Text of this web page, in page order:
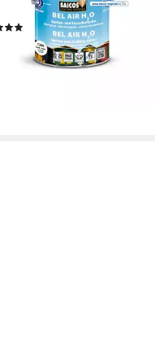
schnelltrocknend
(1)
€/ 1 l)
- in 6-7 Werktagen bei dir